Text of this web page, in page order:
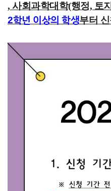
, 사회과학대학(행정, 토
2학년 이상의 학생부터